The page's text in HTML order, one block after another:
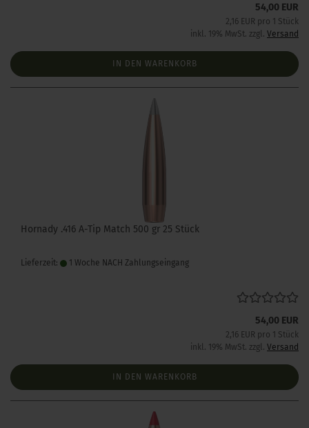
54,00 EUR
2,16 EUR pro 1 Stück
inkl. 19% MwSt. zzgl. Versand
IN DEN WARENKORB
Hornady .416 A-Tip Match 500 gr 25 Stück
Lieferzeit: 1 Woche NACH Zahlungseingang
54,00 EUR
2,16 EUR pro 1 Stück
inkl. 19% MwSt. zzgl. Versand
IN DEN WARENKORB